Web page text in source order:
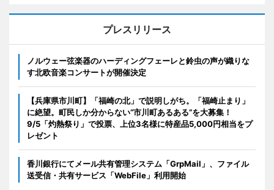
プレスリリース
ノルウェー弦楽器のハーディングフェーレと鈴虫の声が織りな
す北欧音楽コンサートが開催決定
【兵庫県市川町】「福崎の北」で説明しがち。「福崎止まり」
に絶望。町民しか分からない“市川町あるある”を大募集！
9/5「灼熱祭り」で投票、上位3名様に特産品5,000円相当をプ
レゼント
香川銀行にてメール共有管理システム「GrpMail」、ファイル
送受信・共有サービス「WebFile」利用開始